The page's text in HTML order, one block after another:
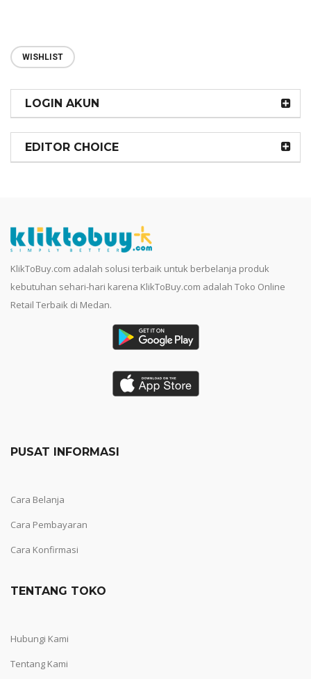
WISHLIST
LOGIN AKUN
EDITOR CHOICE
KlikToBuy.com adalah solusi terbaik untuk berbelanja produk
kebutuhan sehari-hari karena KlikToBuy.com adalah Toko Online
Retail Terbaik di Medan.
PUSAT INFORMASI
Cara Belanja
Cara Pembayaran
Cara Konfirmasi
TENTANG TOKO
Hubungi Kami
Tentang Kami